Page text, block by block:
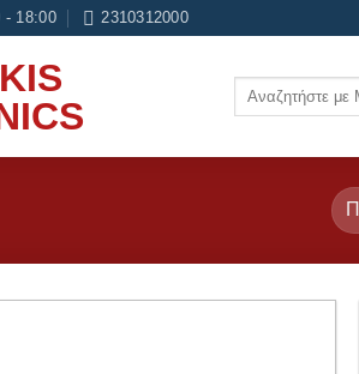
- 18:00 2310312000
Αναζήτηση